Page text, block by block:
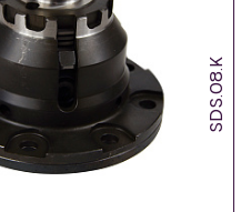
SDS.08.K